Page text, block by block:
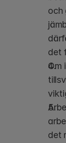
och
det
Om
det